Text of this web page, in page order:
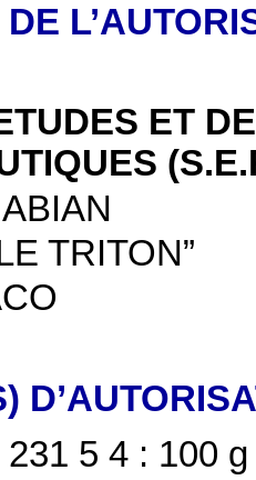
ET
TRITON”
5 4 : 100